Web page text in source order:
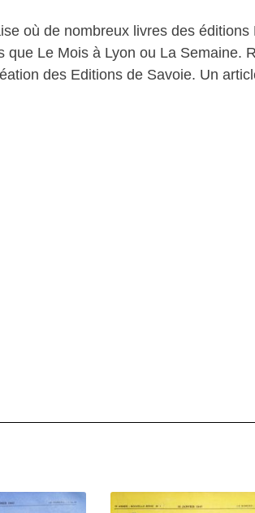
où de nombreux livres des
Le Mois à Lyon ou La Semaine.
des Editions de Savoie. Un